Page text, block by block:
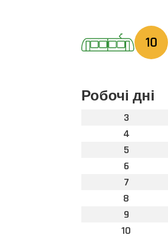
10
Робочі дні
3
4
5
6
7
8
9
10